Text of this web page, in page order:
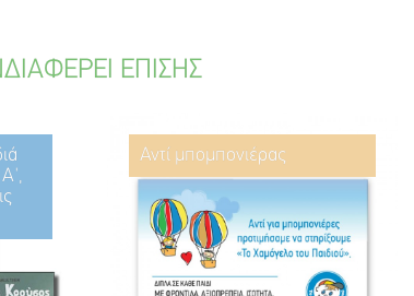
ΕΠΙΣΗΣ
Α',
Αντί μπομπονιέρας